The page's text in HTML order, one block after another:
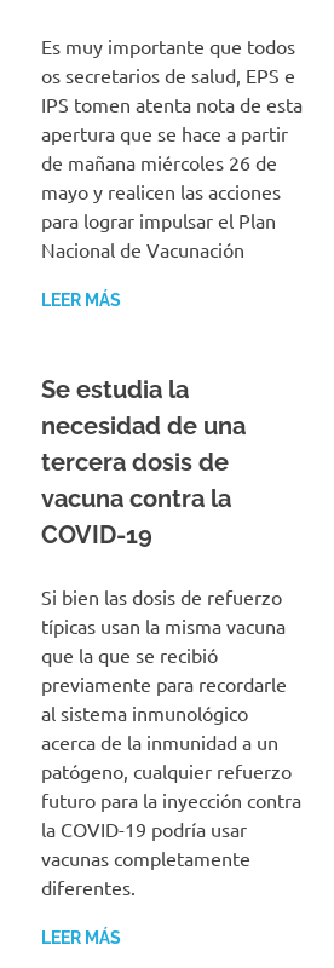
Es muy importante que todos
os secretarios de salud, EPS e
IPS tomen atenta nota de esta
apertura que se hace a partir
de mañana miércoles 26 de
mayo y realicen las acciones
para lograr impulsar el Plan
Nacional de Vacunación
LEER MÁS
Se estudia la
necesidad de una
tercera dosis de
vacuna contra la
COVID-19
Si bien las dosis de refuerzo
típicas usan la misma vacuna
que la que se recibió
previamente para recordarle
al sistema inmunológico
acerca de la inmunidad a un
patógeno, cualquier refuerzo
futuro para la inyección contra
la COVID-19 podría usar
vacunas completamente
diferentes.
LEER MÁS